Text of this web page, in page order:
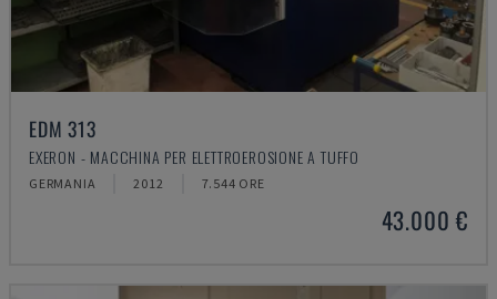
EDM 313
EXERON - MACCHINA PER ELETTROEROSIONE A TUFFO
GERMANIA 2012 7.544 ORE
43.000 €